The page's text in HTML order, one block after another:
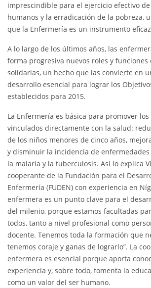
imprescindible para el ejercicio efectivo
humanos y la erradicación de la pobreza,
que la Enfermería es un instrumento
A lo largo de los últimos años, las
forma progresiva nuevos roles y funciones
solidarias, un hecho que las convierte en
desarrollo esencial para lograr los
establecidos para 2015.
La Enfermería es básica para promover los
vinculados directamente con la salud:
de los niños menores de cinco años,
y disminuir la incidencia de enfermedades
la malaria y la tuberculosis. Así lo explica
cooperante de la Fundación para el
Enfermería (FUDEN) con experiencia en
enfermera es un punto clave para el
del milenio, porque estamos facultadas
todos, tanto a nivel profesional como
docente. Tenemos toda la formación que
tenemos coraje y ganas de lograrlo”. La
enfermera es esencial porque aporta
experiencia y, sobre todo, fomenta la
como un valor del ser humano.